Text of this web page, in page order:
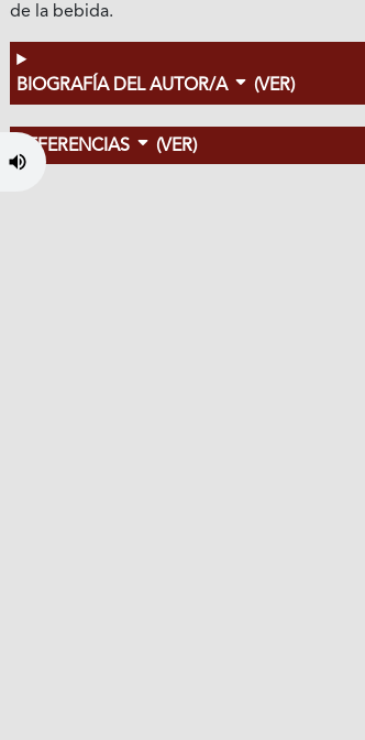
de la bebida.
BIOGRAFÍA DEL AUTOR/A (VER)
REFERENCIAS (VER)